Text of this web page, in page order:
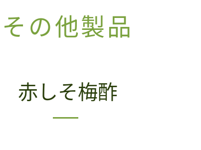
その他製品
赤しそ梅酢